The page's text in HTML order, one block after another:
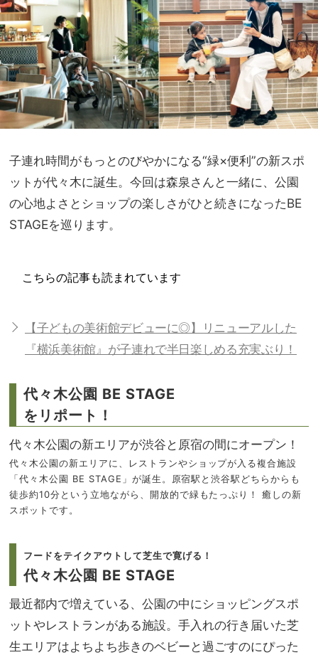
さを
両立
子連れ時間がもっとのびやかになる“緑×便利”の新スポ
ットが代々木に誕生。今回は森泉さんと一緒に、公園
の心地よさとショップの楽しさがひと続きになったBE
STAGEを巡ります。
こちらの記事も読まれています
【子どもの美術館デビューに◎】リニューアルした
『横浜美術館』が子連れで半日楽しめる充実ぶり！
代々木公園 BE STAGE
をリポート！
代々木公園の新エリアが渋谷と原宿の間にオープン！
代々木公園の新エリアに、レストランやショップが入る複合施設
「代々木公園 BE STAGE」が誕生。原宿駅と渋谷駅どちらからも
徒歩約10分という立地ながら、開放的で緑もたっぷり！ 癒しの新
スポットです。
フードをテイクアウトして芝生で寛げる！
代々木公園 BE STAGE
最近都内で増えている、公園の中にショッピングスポ
ットやレストランがある施設。手入れの行き届いた芝
生エリアはよちよち歩きのベビーと過ごすのにぴった